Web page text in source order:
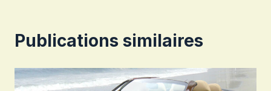
Publications similaires